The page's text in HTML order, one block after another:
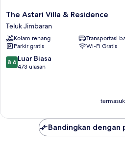
The
Astari
Villa
&
Residence
Teluk
Jimbaran
The Astari Villa & Residence
Teluk Jimbaran
Kolam renang
Transportasi
Parkir gratis
Wi-Fi Gratis
8.6
dari
8,6 Luar Biasa
473 ulasan
Bandingkan